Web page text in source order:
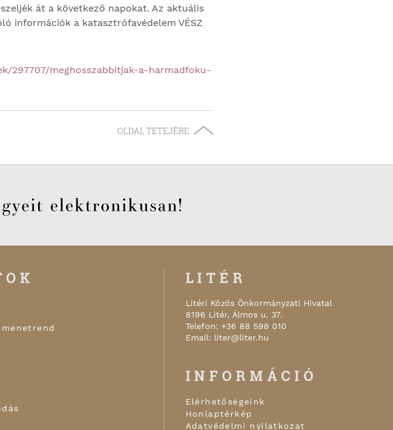
át a következő napokat. Az aktuális
információk a katasztrófavédelem VÉSZ
297707/meghosszabbitjak-a-harmadfoku-
OLDAL TETEJÉRE
LITÉR
Litéri Közös Önkormányzati Hivatal
8196 Litér, Álmos u. 37.
Telefon: +36 88 598 010
Email: liter@liter.hu
INFORMÁCIÓ
Elérhetőségeink
Honlaptérkép
Adatvédelmi nyilatkozat